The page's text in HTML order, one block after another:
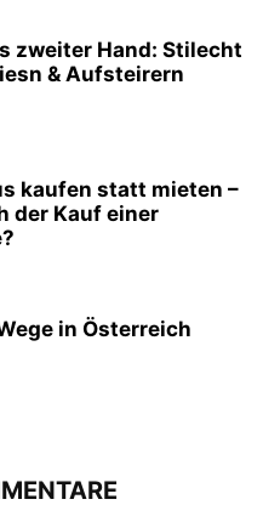
zweiter Hand: Stilecht
& Aufsteirern
kaufen statt mieten –
der Kauf einer
in Österreich